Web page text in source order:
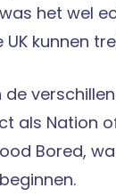
het wel
kunnen
als Nation
Bored,